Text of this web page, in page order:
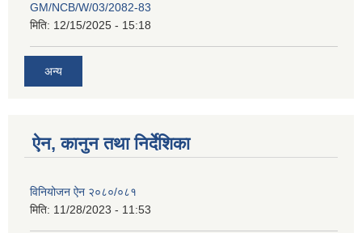
GM/NCB/W/03/2082-83
मिति: 12/15/2025 - 15:18
अन्य
ऐन, कानुन तथा निर्देशिका
विनियोजन ऐन २०८०/०८१
मिति: 11/28/2023 - 11:53